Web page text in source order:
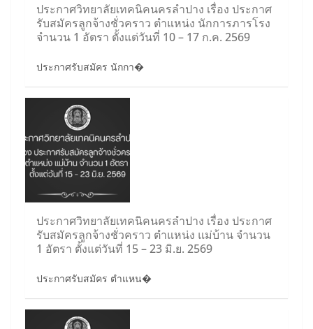
ประกาศวิทยาลัยเทคนิคนครลำปาง เรื่อง ประกาศ
รับสมัครลูกจ้างชั่วคราว ตำแหน่ง นักการภารโรง
จำนวน 1 อัตรา ตั้งแต่วันที่ 10 – 17 ก.ค. 2569
ประกาศรับสมัคร นักกา�
ประกาศวิทยาลัยเทคนิคนครลำปาง เรื่อง ประกาศ
รับสมัครลูกจ้างชั่วคราว ตำแหน่ง แม่บ้าน จำนวน
1 อัตรา ตั้งแต่วันที่ 15 – 23 มิ.ย. 2569
ประกาศรับสมัคร ตำแหน�